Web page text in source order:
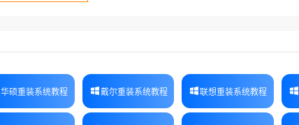
华硕重装系统教程 戴尔重装系统教程 联想重装系统教程